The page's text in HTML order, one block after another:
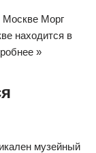
Москве Морг
находится в
»
музейный